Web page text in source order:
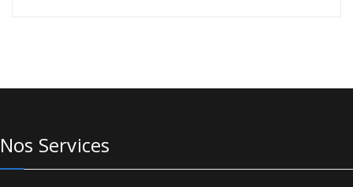
Nos Services